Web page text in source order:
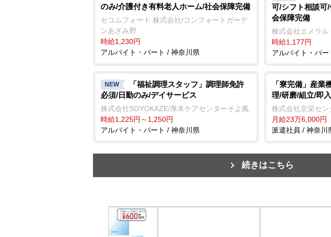
のみ/介護付き有料老人ホーム/社会保障完備
セコムフォート 株式会社/コンフォートガーデ
ンあざみ野
時給1,230円
アルバイト・パート / 神奈川県
可/シフト相談可
会保障完備
株式会社エメラ
時給1,177円
アルバイト・パ
NEW
「福祉調理スタッフ」調理師免許
必須/日勤のみ/デイサービス
株式会社SOYOKAZE/厚木ケアセンターそよ風
時給1,225円～1,250円
アルバイト・パート / 神奈川県
「寮完備」産業
理/研磨/組立/即
株式会社京栄セン
月給23万6,000円
派遣社員 / 神奈川
続きはこちら